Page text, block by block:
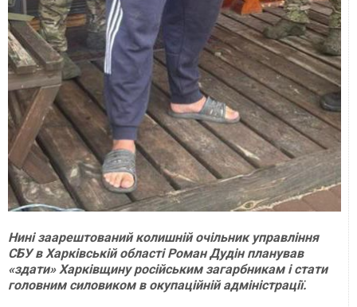
Нині заарештований колишній очільник управління
СБУ в Харківській області Роман Дудін планував
«здати» Харківщину російським загарбникам і стати
головним силовиком в окупаційній адміністрації.